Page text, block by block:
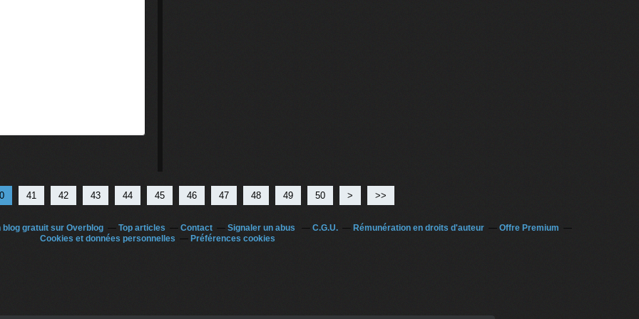
41 42 43 44 45 46 47 48 49 50 60
70
80
90
100
200
300
400
500
> >>
blog gratuit sur Overblog Top articles Contact Signaler un abus C.G.U. Rémunération en droits d'auteur
Offre Premium
Cookies et données personnelles
Préférences cookies